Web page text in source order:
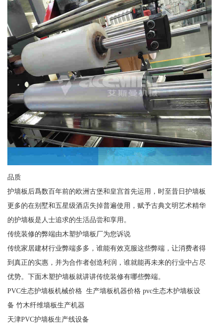
品质
护墙板后爲数百年前的欧洲古堡和皇宫首先运用，时至昔日护墙板
更多的在别墅和五星级酒店失掉普遍使用，赋予古典文明艺术精华
的护墙板是人士追求的生活品尝和享用。
传统装修的弊端由木塑护墙板厂为您诉说
传统家居建材行业弊端多多，谁能有效克服这些弊端，让消费者得
到真正的实惠，并为合作者创造利润，谁就能再未来的行业中占尽
优势。下面木塑护墙板就讲讲传统装修有哪些弊端。
PVC生态护墙板机械价格 生产墙板机器价格 pvc生态木护墙板设
备 竹木纤维墙板生产机器
天津PVC护墙板生产线设备